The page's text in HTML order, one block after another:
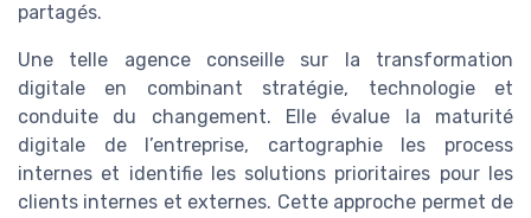
partagés.
Une telle agence conseille sur la transformation
digitale en combinant stratégie, technologie et
conduite du changement. Elle évalue la maturité
digitale de l’entreprise, cartographie les process
internes et identifie les solutions prioritaires pour les
clients internes et externes. Cette approche permet de